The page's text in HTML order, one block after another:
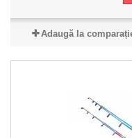
Adaugă la